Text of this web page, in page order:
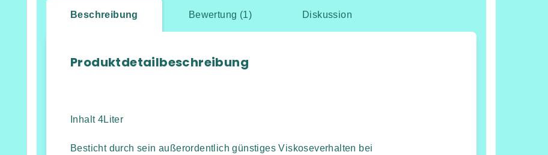
Beschreibung Bewertung (1) Diskussion
Produktdetailbeschreibung
Inhalt 4Liter
Besticht durch sein außerordentlich günstiges Viskoseverhalten bei